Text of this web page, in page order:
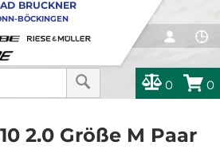
0 0
BRUCKNER
BÖCKINGEN
2.0 Größe M Paar